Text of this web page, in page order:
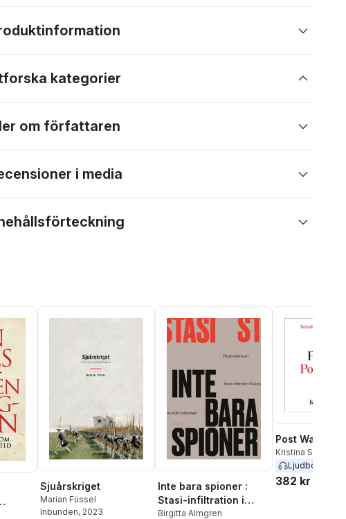
kategorier
om författaren
i media
Sjuårskriget
Marian Füssel
Inbunden, 2023
Inte bara spioner :
Stasi-infiltration i
Sverige under kalla
Birgitta Almgren
Post Wall,
Kristina Spohr
Ljudbok
382 kr